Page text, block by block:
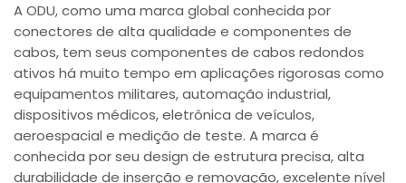
A ODU, como uma marca global conhecida por
conectores de alta qualidade e componentes de
cabos, tem seus componentes de cabos redondos
ativos há muito tempo em aplicações rigorosas como
equipamentos militares, automação industrial,
dispositivos médicos, eletrônica de veículos,
aeroespacial e medição de teste. A marca é
conhecida por seu design de estrutura precisa, alta
durabilidade de inserção e removação, excelente nível